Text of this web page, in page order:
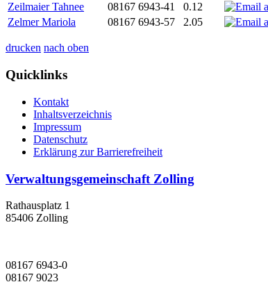
Zeilmaier Tahnee
08167 6943-41 0.12
Zelmer Mariola
08167 6943-57 2.05
drucken nach oben
Quicklinks
Kontakt
Inhaltsverzeichnis
Impressum
Datenschutz
Erklärung zur Barrierefreiheit
Verwaltungsgemeinschaft Zolling
Rathausplatz 1
85406 Zolling
08167 6943-0
08167 9023